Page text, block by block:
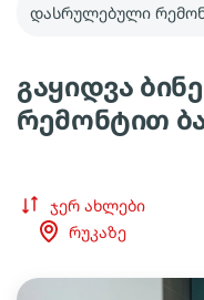
დასრულებული
გაყიდვა
რემონტით
ჯერ ახლები
რუკაზე